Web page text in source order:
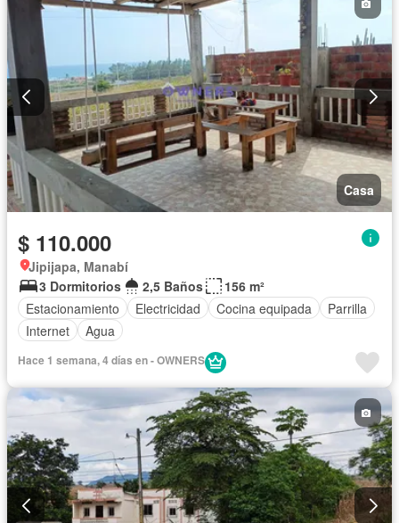
Casa
$ 110.000
Jipijapa, Manabí
3 Dormitorios
2,5 Baños
156 m²
Estacionamiento
Electricidad Cocina equipada
Parrilla
Internet
Agua
Hace 1 semana, 4 días en - OWNERS